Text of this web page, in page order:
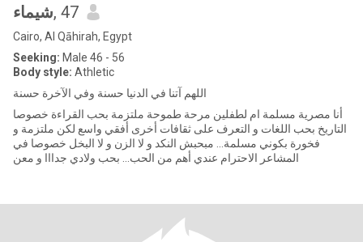
شيماء, 47
Cairo, Al Qāhirah, Egypt
Seeking: Male 46 - 56
Body style: Athletic
اللهم آتنا في الدنيا حسنة وفي الآخرة حسنة
أنا مصرية مسلمة ام لطفلين مرحة طموحة ملتزمة بحب القراءة خصوصا
التاريخ بحب اللغات و التعرف على ثقافات أخرى أفقي واسع لكن ملتزمة و
فخورة بكوني مسلمة... مبحبش النكد و لا الزن و لا البخل خصوصا في
المشاعر الاحترام عندي أهم من الحب... بحب ولادي جدااا و معن